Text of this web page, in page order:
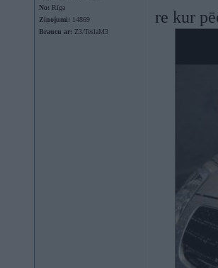
No: Rīga
Ziņojumi: 14869
Braucu ar: Z3/TeslaM3
re kur